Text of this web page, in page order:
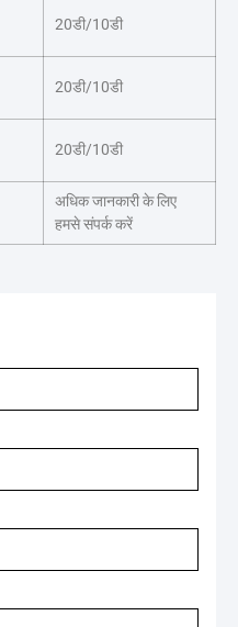
20डी/10डी
20डी/10डी
20डी/10डी
अधिक जानकारी के लिए
हमसे संपर्क करें